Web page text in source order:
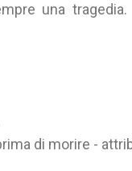
una
di morire -